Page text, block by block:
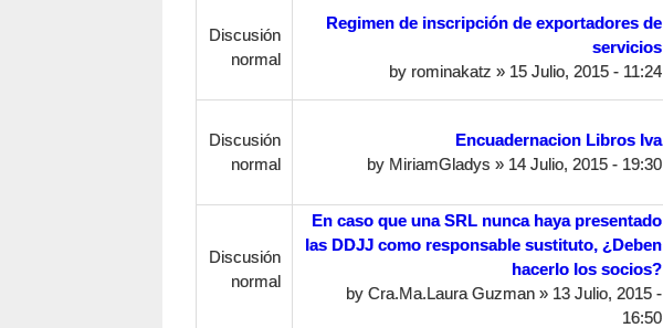
Discusión
normal
Regimen de inscripción de exportadores de
servicios
by rominakatz » 15 Julio, 2015 - 11:24
Discusión
normal
Encuadernacion Libros Iva
by MiriamGladys » 14 Julio, 2015 - 19:30
Discusión
normal
En caso que una SRL nunca haya presentado
las DDJJ como responsable sustituto, ¿Deben
hacerlo los socios?
by Cra.Ma.Laura Guzman» 13 Julio, 2015 -
16:50